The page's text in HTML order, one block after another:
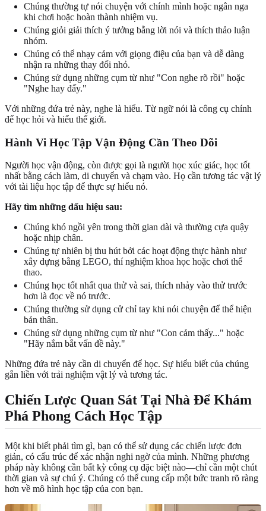
Chúng thường tự nói chuyện với chính mình hoặc ngân nga
khi chơi hoặc hoàn thành nhiệm vụ.
Chúng giỏi giải thích ý tưởng bằng lời nói và thích thảo luận
nhóm.
Chúng có thể nhạy cảm với giọng điệu của bạn và dễ dàng
nhận ra những thay đổi nhỏ.
Chúng sử dụng những cụm từ như "Con nghe rõ rồi" hoặc
"Nghe hay đấy."
Với những đứa trẻ này, nghe là hiểu. Từ ngữ nói là công cụ chính
để học hỏi và hiểu thế giới.
Hành Vi Học Tập Vận Động Cần Theo Dõi
Người học vận động, còn được gọi là người học xúc giác, học tốt
nhất bằng cách làm, di chuyển và chạm vào. Họ cần tương tác vật lý
với tài liệu học tập để thực sự hiểu nó.
Hãy tìm những dấu hiệu sau:
Chúng khó ngồi yên trong thời gian dài và thường cựa quậy
hoặc nhịp chân.
Chúng tự nhiên bị thu hút bởi các hoạt động thực hành như
xây dựng bằng LEGO, thí nghiệm khoa học hoặc chơi thể
thao.
Chúng học tốt nhất qua thử và sai, thích nhảy vào thử trước
hơn là đọc về nó trước.
Chúng thường sử dụng cử chỉ tay khi nói chuyện để thể hiện
bản thân.
Chúng sử dụng những cụm từ như "Con cảm thấy..." hoặc
"Hãy nắm bắt vấn đề này."
Những đứa trẻ này cần di chuyển để học. Sự hiểu biết của chúng
gắn liền với trải nghiệm vật lý và tương tác.
Chiến Lược Quan Sát Tại Nhà Để Khám
Phá Phong Cách Học Tập
Một khi biết phải tìm gì, bạn có thể sử dụng các chiến lược đơn
giản, có cấu trúc để xác nhận nghi ngờ của mình. Những phương
pháp này không cần bất kỳ công cụ đặc biệt nào—chỉ cần một chút
thời gian và sự chú ý. Chúng có thể cung cấp một bức tranh rõ ràng
hơn về mô hình học tập của con bạn.